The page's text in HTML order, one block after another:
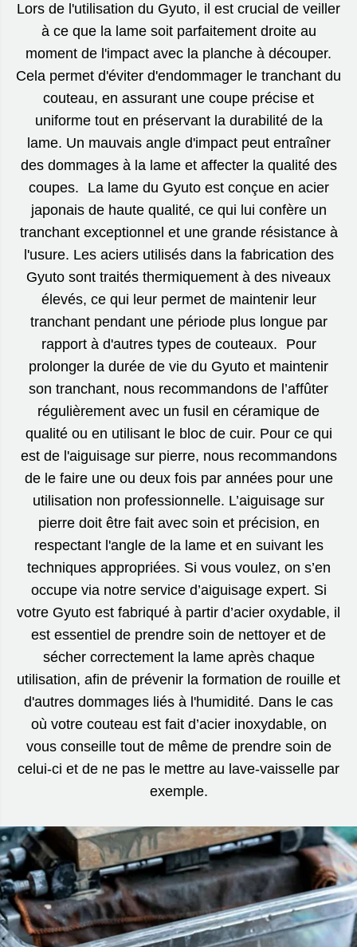
Lors de l'utilisation du Gyuto, il est crucial de veiller
à ce que la lame soit parfaitement droite au
moment de l'impact avec la planche à découper.
Cela permet d'éviter d'endommager le tranchant du
couteau, en assurant une coupe précise et
uniforme tout en préservant la durabilité de la
lame. Un mauvais angle d'impact peut entraîner
des dommages à la lame et affecter la qualité des
coupes. La lame du Gyuto est conçue en acier
japonais de haute qualité, ce qui lui confère un
tranchant exceptionnel et une grande résistance à
l'usure. Les aciers utilisés dans la fabrication des
Gyuto sont traités thermiquement à des niveaux
élevés, ce qui leur permet de maintenir leur
tranchant pendant une période plus longue par
rapport à d'autres types de couteaux. Pour
prolonger la durée de vie du Gyuto et maintenir
son tranchant, nous recommandons de l’affûter
régulièrement avec un fusil en céramique de
qualité ou en utilisant le bloc de cuir. Pour ce qui
est de l'aiguisage sur pierre, nous recommandons
de le faire une ou deux fois par années pour une
utilisation non professionnelle. L’aiguisage sur
pierre doit être fait avec soin et précision, en
respectant l'angle de la lame et en suivant les
techniques appropriées. Si vous voulez, on s’en
occupe via notre service d’aiguisage expert. Si
votre Gyuto est fabriqué à partir d’acier oxydable, il
est essentiel de prendre soin de nettoyer et de
sécher correctement la lame après chaque
utilisation, afin de prévenir la formation de rouille et
d'autres dommages liés à l'humidité. Dans le cas
où votre couteau est fait d’acier inoxydable, on
vous conseille tout de même de prendre soin de
celui-ci et de ne pas le mettre au lave-vaisselle par
exemple.